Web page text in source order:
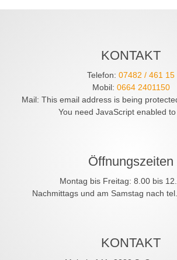
KONTAKT
Telefon: 07482 / 461 15
Mobil: 0664 2401150
Mail: This email address is being
You need JavaScript enabled to
Öffnungszeiten
Montag bis Freitag: 8.00 bis
Nachmittags und am Samstag nach
KONTAKT